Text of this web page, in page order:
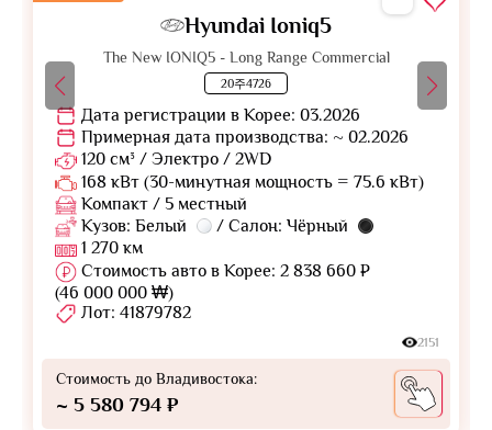
Hyundai Ioniq5
The New IONIQ5 - Long Range Commercial
20주4726
Дата регистрации в Корее: 03.2026
Примерная дата производства: ~ 02.2026
120 см³ / Электро / 2WD
168 кВт (30-минутная мощность = 75.6 кВт)
Компакт / 5 местный
Кузов: Белый
/ Салон: Чёрный
1 270 км
Стоимость авто в Корее: 2 838 660 ₽
(46 000 000 ₩)
Лот: 41879782
2151
Стоимость до Владивостока:
~ 5 580 794 ₽